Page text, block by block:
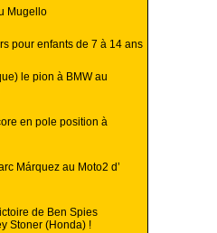
Mugello
pour enfants de 7 à 14 ans
le pion à BMW au
en pole position à
Márquez au Moto2 d’
de Ben Spies
Stoner (Honda) !